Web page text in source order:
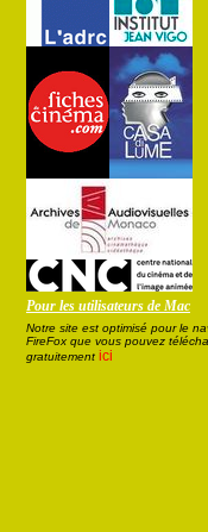
Pour les utilisateurs de Mac
Notre site est optimisé pour le
FireFox que vous pouvez
gratuitement ici